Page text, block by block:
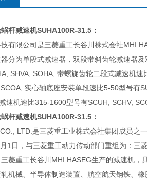
杆减速机SUHA100R-31.5：
技有限公司是三菱重工长谷川株式会社MHI
分为单段式减速器，双段带斜齿轮减速器
SHVA, SOHA, 带螺旋齿轮二段式减速机
实心轴底座安装单段速比5-50型号有
速机速比315-1600型号有SCUH, SCHV,
杆减速机SUHA100R-31.5：
LTD.是三菱重工业株式会社集团成员之
1日，与三菱重工动力传动部门重组为：三
菱重工长谷川MHI HASEG生产的减速机
机械、半导体制造装置、航空航天钢铁、橡